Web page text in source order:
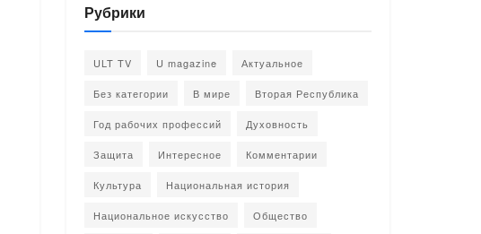
Рубрики
ULT TV U magazine Актуальное
Без категории В мире Вторая Республика
Год рабочих профессий Духовность
Защита Интересное Комментарии
Культура Национальная история
Национальное искусство Общество